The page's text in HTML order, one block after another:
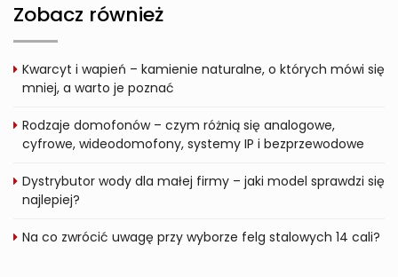
Zobacz również
Kwarcyt i wapień – kamienie naturalne, o których mówi się
mniej, a warto je poznać
Rodzaje domofonów – czym różnią się analogowe,
cyfrowe, wideodomofony, systemy IP i bezprzewodowe
Dystrybutor wody dla małej firmy – jaki model sprawdzi się
najlepiej?
Na co zwrócić uwagę przy wyborze felg stalowych 14 cali?